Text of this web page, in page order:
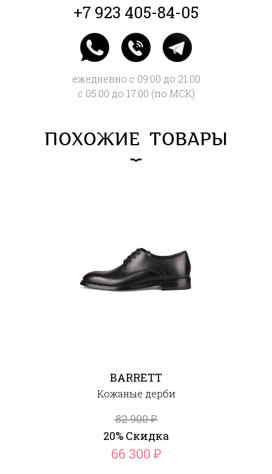
+7 923 405-84-05
ежедневно с 09:00 до 21:00
с 05:00 до 17:00 (по МСК)
ПОХОЖИЕ ТОВАРЫ
BARRETT
Кожаные дерби
82 900₽
20% Скидка
66 300 ₽